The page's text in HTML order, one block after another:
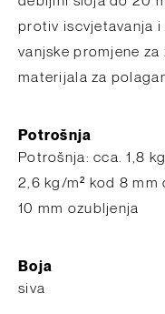
protiv iscvjetavanja
vanjske promjene
materijala za
Potrošnja
Potrošnja: cca. 1,8
2,6 kg/m² kod 8 mm
10 mm ozubljenja
Boja
siva